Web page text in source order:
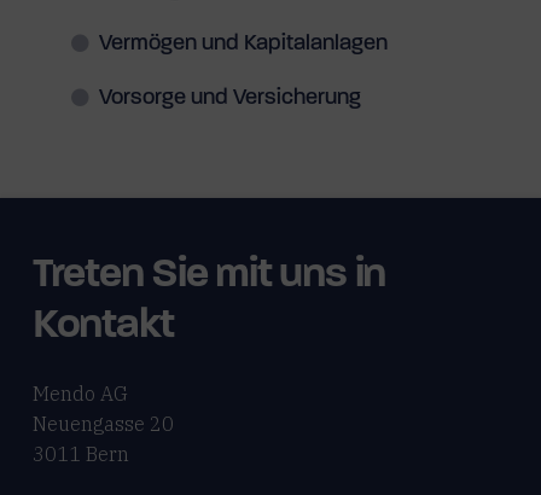
Vermögen und Kapitalanlagen
Vorsorge und Versicherung
Treten Sie mit uns in
Kontakt
Mendo AG
Neuengasse 20
3011 Bern